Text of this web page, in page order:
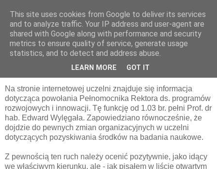
pluskiewicz.blogspot.com
piątek, 21 marca 2014
Na stronie internetowej uczelni znajduje się informacja
dotycząca powołania Pełnomocnika Rektora ds. programów
rozwojowych i innowacji. Tę funkcję od 1.03 br. pełni Prof. dr
hab. Edward Wylęgała. Zapowiedziano równocześnie, że
dojdzie do pewnych zmian organizacyjnych w uczelni
dotyczących pozyskiwania środków na badania naukowe.
Z pewnością ten ruch należy ocenić pozytywnie, jako idący
we właściwym kierunku, ale - jak pisałem w liście otwartym
This site uses cookies from Google to deliver its services
and to analyze traffic. Your IP address and user-agent are
shared with Google along with performance and security
metrics to ensure quality of service, generate usage
statistics, and to detect and address abuse.
LEARN MORE GOT IT